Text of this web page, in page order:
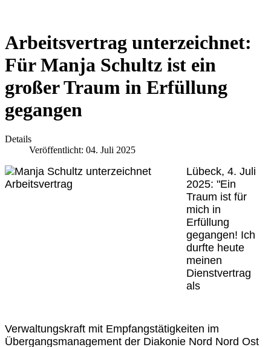
Arbeitsvertrag unterzeichnet:
Für Manja Schultz ist ein
großer Traum in Erfüllung
gegangen
Details
Veröffentlicht: 04. Juli 2025
Lübeck, 4. Juli
2025: "Ein
Traum ist für
mich in
Erfüllung
gegangen! Ich
durfte heute
meinen
Dienstvertrag
als
Verwaltungskraft mit Empfangstätigkeiten im
Übergangsmanagement der Diakonie Nord Nord Ost